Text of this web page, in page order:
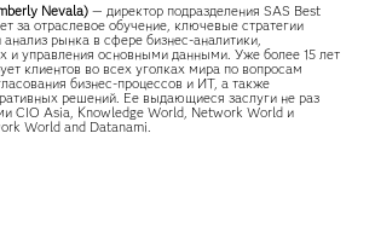
Nevala)— директор подразделения SAS Best
за отраслевое обучение, ключевые стратегии
рынка в сфере бизнес-аналитики,
и управления основными данными. Уже более 15 лет
клиентов во всех уголках мира по вопросам
бизнес-процессов и ИТ, а также
решений. Ее выдающиеся заслуги не раз
CIO Asia, Knowledge World, Network World и
World and Datanami.